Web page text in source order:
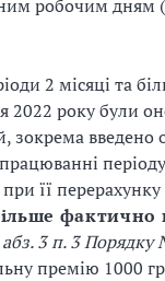
робочим дням (
2 місяці та
2022 року були
зокрема
її перерахунку
фактично
абз. 3 п. 3
премію 1000